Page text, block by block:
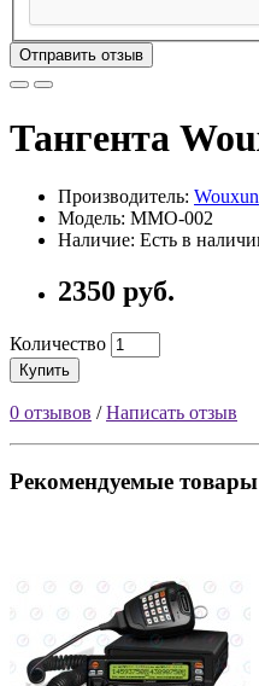
Отправить отзыв
Тангента
Производитель: Wouxun
Модель: MMO-002
Наличие: Есть в
2350 руб.
Количество
Купить
0 отзывов /Написать отзыв
Рекомендуемые товары